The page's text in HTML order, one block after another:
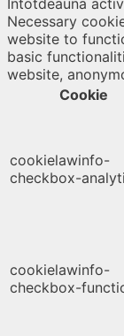
Necessary
website to
basic
website,
Cookie
cookielawinfo-
checkbox-
cookielawinfo-
checkbox-